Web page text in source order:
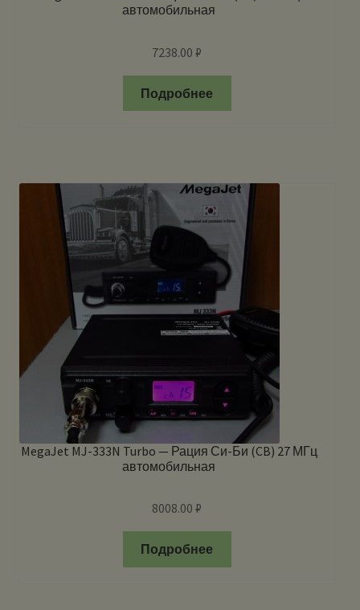
автомобильная
7238.00₽
Подробнее
MegaJet MJ-333N Turbo — Рация Си-Би (CB) 27 МГц
автомобильная
8008.00₽
Подробнее